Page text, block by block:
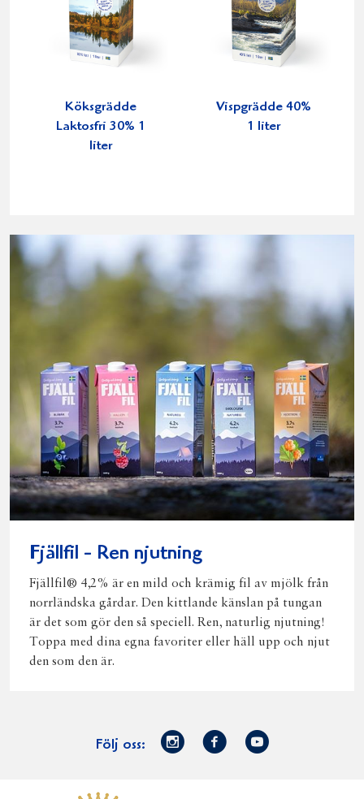
Köksgrädde
Laktosfri 30% 1
liter
Vispgrädde 40%
1 liter
Fjällfil - Ren njutning
Fjällfil® 4,2% är en mild och krämig fil av mjölk från
norrländska gårdar. Den kittlande känslan på tungan
är det som gör den så speciell. Ren, naturlig njutning!
Toppa med dina egna favoriter eller häll upp och njut
den som den är.
Följ oss:
Norrmejerier
Facebook
Youtube